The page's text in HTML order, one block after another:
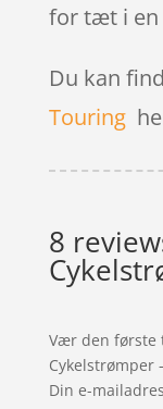
for tæt i en
Du kan
Touring
8
Vær den første
Cykelstrømper
Din e-